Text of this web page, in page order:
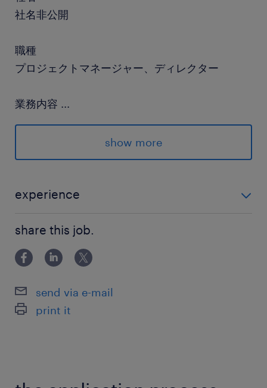
社名非公開
職種
プロジェクトマネージャー、ディレクター
業務内容 ...
【業務内容】新規開発機、リピート機の開発初期
(コンセプト立案)から設計、生産、納品までの 営
業・設計・製造等、各部門によって構成される開
をお任せします【業務詳細】・プロジェクト計画
理・国内外の関連部門との調整業務→関係部門を
巻き込みつつ、同時に複数の開発プロジェクトの
マネジメント及び推進をご担当いただきます→ま
質」そのものの改善を目的とした戦略立案等、
「開発効率是正」に向けた質の高い取り組みを実
show more
experience
づくりにおけるプロセス改善のご経験
share this job.
send via e-mail
print it